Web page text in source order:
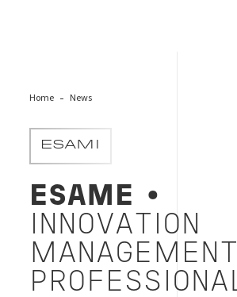
Home News
ESAMI
ESAME
•
INNOVATION
MANAGEMENT